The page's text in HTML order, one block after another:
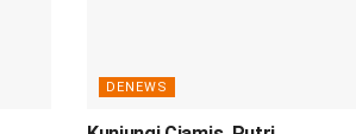
DENEWS